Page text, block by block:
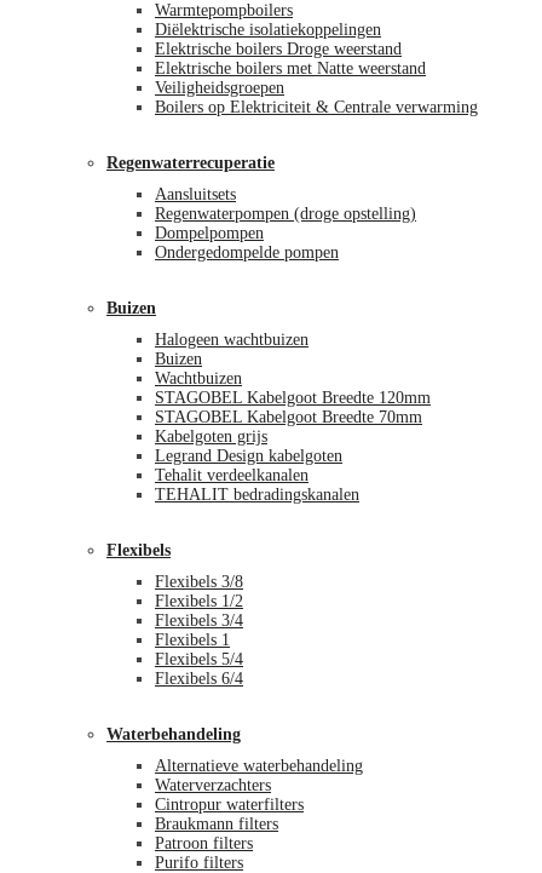
Warmtepompboilers
Diëlektrische isolatiekoppelingen
Elektrische boilers Droge weerstand
Elektrische boilers met Natte weerstand
Veiligheidsgroepen
Boilers op Elektriciteit & Centrale verwarming
Regenwaterrecuperatie
Aansluitsets
Regenwaterpompen (droge opstelling)
Dompelpompen
Ondergedompelde pompen
Buizen
Halogeen wachtbuizen
Buizen
Wachtbuizen
STAGOBEL Kabelgoot Breedte 120mm
STAGOBEL Kabelgoot Breedte 70mm
Kabelgoten grijs
Legrand Design kabelgoten
Tehalit verdeelkanalen
TEHALIT bedradingskanalen
Flexibels
Flexibels 3/8
Flexibels 1/2
Flexibels 3/4
Flexibels 1
Flexibels 5/4
Flexibels 6/4
Waterbehandeling
Alternatieve waterbehandeling
Waterverzachters
Cintropur waterfilters
Braukmann filters
Patroon filters
Purifo filters